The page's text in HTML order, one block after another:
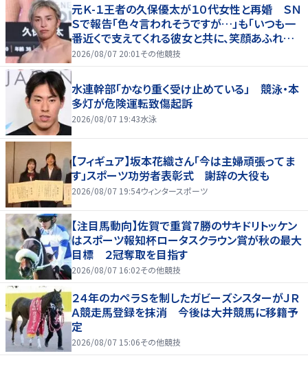
元Ｋ-１王者の久保優太が１０代女性と再婚 ＳＮ
Ｓで報告「色々言われそうですが…」も「いつも一
番近くで支えてくれる彼女と共に、笑顔あふれる
家庭を築いていきたい」
2026/08/07 20:01 その他競技
水連幹部「かなり重く受け止めている」 競泳・本
多灯が危険運転致傷起訴
2026/08/07 19:43水泳
【フィギュア】坂本花織さん「今は主婦頑張ってま
す」スポーツ功労者表彰式 謝辞の大役も
2026/08/07 19:54ウィンタースポーツ
【注目馬動向】佐賀で重賞７勝のサキドリトッケン
はスポーツ報知杯ロータスクラウン賞が秋の最大
目標 ２冠奪取を目指す
2026/08/07 16:02その他競技
２４年のカペラＳを制したガビーズシスターがＪＲ
Ａ競走馬登録を抹消 今後は大井競馬に移籍予
定
2026/08/07 15:06その他競技